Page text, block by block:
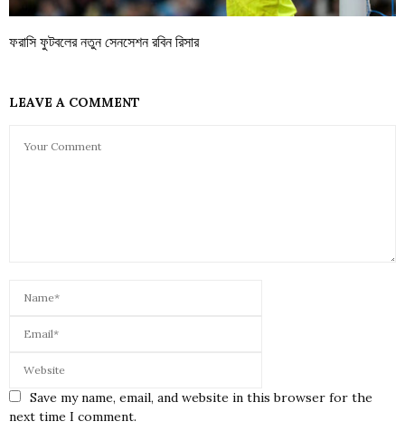
ফরাসি ফুটবলের নতুন সেনসেশন রবিন রিসার
LEAVE A COMMENT
Save my name, email, and website in this browser for the
next time I comment.